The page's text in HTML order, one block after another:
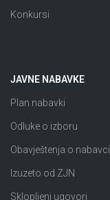
Konkursi
JAVNE NABAVKE
Plan nabavki
Odluke o izboru
Obavještenja o nabavci
Izuzeto od ZJN
Sklopljeni ugovori